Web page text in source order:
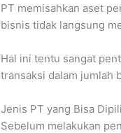
PT memisahkan aset
bisnis tidak langsung
Hal ini tentu sangat
transaksi dalam jumlah
Jenis PT yang Bisa
Sebelum melakukan